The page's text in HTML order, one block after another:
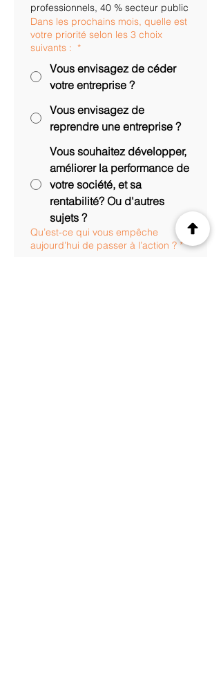
professionnels, 40 % secteur public
Dans les prochains mois, quelle est
votre priorité selon les 3 choix
suivants : *
Vous envisagez de céder
votre entreprise ?
Vous envisagez de
reprendre une entreprise ?
Vous souhaitez développer,
améliorer la performance de
votre société, et sa
rentabilité? Ou d'autres
sujets ?
Qu’est-ce qui vous empêche
aujourd’hui de passer à l’action ? *